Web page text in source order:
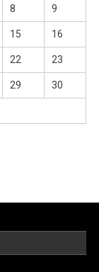
8 9
15 16
22 23
29 30